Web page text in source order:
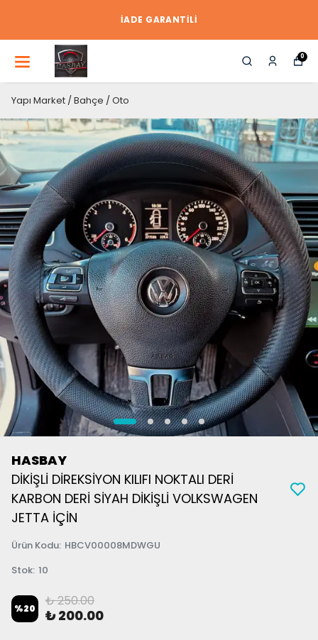
İADE GARANTİLİ
0
Yapı Market / Bahçe / Oto
HASBAY
DİKİŞLİ DİREKSİYON KILIFI NOKTALI DERİ
KARBON DERİ SİYAH DİKİŞLİ VOLKSWAGEN
JETTA İÇİN
Ürün Kodu: HBCV00008MDWGU
Stok: 10
%20 ₺ 250.00
₺ 200.00